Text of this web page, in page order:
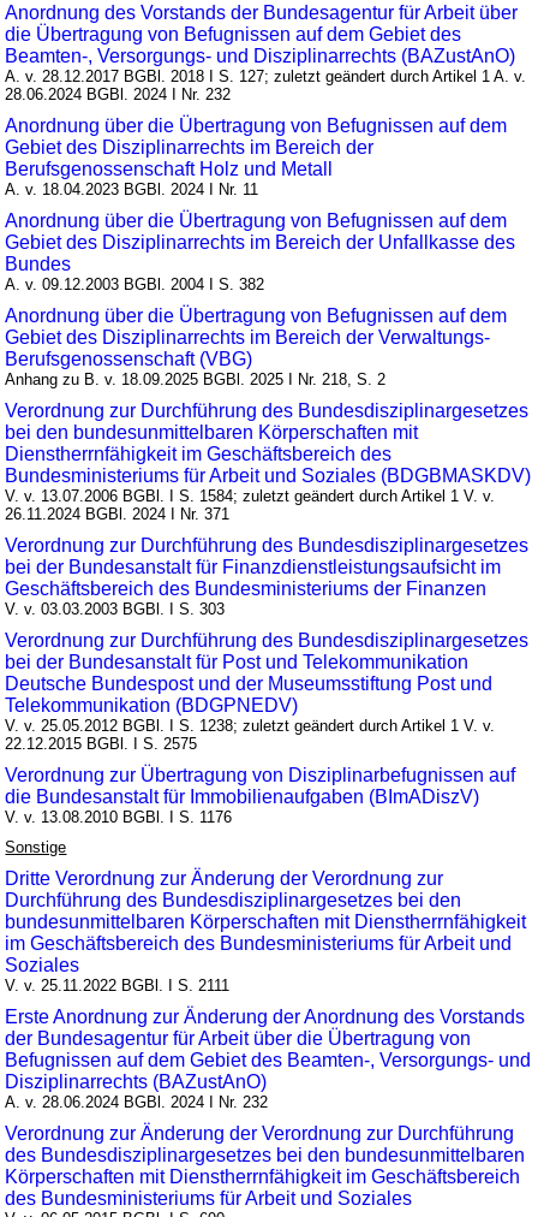
Anordnung des Vorstands der Bundesagentur für Arbeit über
die Übertragung von Befugnissen auf dem Gebiet des
Beamten-, Versorgungs- und Disziplinarrechts (BAZustAnO)
A. v. 28.12.2017 BGBl. 2018 I S. 127; zuletzt geändert durch Artikel 1 A. v.
28.06.2024 BGBl. 2024 I Nr. 232
Anordnung über die Übertragung von Befugnissen auf dem
Gebiet des Disziplinarrechts im Bereich der
Berufsgenossenschaft Holz und Metall
A. v. 18.04.2023 BGBl. 2024 I Nr. 11
Anordnung über die Übertragung von Befugnissen auf dem
Gebiet des Disziplinarrechts im Bereich der Unfallkasse des
Bundes
A. v. 09.12.2003 BGBl. 2004 I S. 382
Anordnung über die Übertragung von Befugnissen auf dem
Gebiet des Disziplinarrechts im Bereich der Verwaltungs-
Berufsgenossenschaft (VBG)
Anhang zu B. v. 18.09.2025 BGBl. 2025 I Nr. 218, S. 2
Verordnung zur Durchführung des Bundesdisziplinargesetzes
bei den bundesunmittelbaren Körperschaften mit
Dienstherrnfähigkeit im Geschäftsbereich des
Bundesministeriums für Arbeit und Soziales (BDGBMASKDV)
V. v. 13.07.2006 BGBl. I S. 1584; zuletzt geändert durch Artikel 1 V. v.
26.11.2024 BGBl. 2024 I Nr. 371
Verordnung zur Durchführung des Bundesdisziplinargesetzes
bei der Bundesanstalt für Finanzdienstleistungsaufsicht im
Geschäftsbereich des Bundesministeriums der Finanzen
V. v. 03.03.2003 BGBl. I S. 303
Verordnung zur Durchführung des Bundesdisziplinargesetzes
bei der Bundesanstalt für Post und Telekommunikation
Deutsche Bundespost und der Museumsstiftung Post und
Telekommunikation (BDGPNEDV)
V. v. 25.05.2012 BGBl. I S. 1238; zuletzt geändert durch Artikel 1 V. v.
22.12.2015 BGBl. I S. 2575
Verordnung zur Übertragung von Disziplinarbefugnissen auf
die Bundesanstalt für Immobilienaufgaben (BImADiszV)
V. v. 13.08.2010 BGBl. I S. 1176
Sonstige
Dritte Verordnung zur Änderung der Verordnung zur
Durchführung des Bundesdisziplinargesetzes bei den
bundesunmittelbaren Körperschaften mit Dienstherrnfähigkeit
im Geschäftsbereich des Bundesministeriums für Arbeit und
Soziales
V. v. 25.11.2022 BGBl. I S. 2111
Erste Anordnung zur Änderung der Anordnung des Vorstands
der Bundesagentur für Arbeit über die Übertragung von
Befugnissen auf dem Gebiet des Beamten-, Versorgungs- und
Disziplinarrechts (BAZustAnO)
A. v. 28.06.2024 BGBl. 2024 I Nr. 232
Verordnung zur Änderung der Verordnung zur Durchführung
des Bundesdisziplinargesetzes bei den bundesunmittelbaren
Körperschaften mit Dienstherrnfähigkeit im Geschäftsbereich
des Bundesministeriums für Arbeit und Soziales